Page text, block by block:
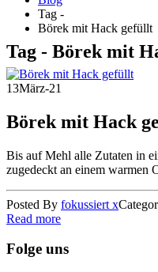
Tag -
Börek mit Hack gefüllt
Tag - Börek mit
13März-21
Börek mit Hack
Bis auf Mehl alle Zutaten in
zugedeckt an einem warmen
Posted By fokussiert x
Read more
Folge uns